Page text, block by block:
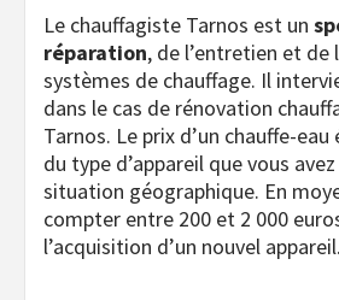
Le chauffagiste Tarnos est un
réparation, de l’entretien et de
systèmes de chauffage. Il
dans le cas de rénovation
Tarnos. Le prix d’un chauffe-
du type d’appareil que vous
situation géographique. En
compter entre 200 et 2 000
l’acquisition d’un nouvel appareil.